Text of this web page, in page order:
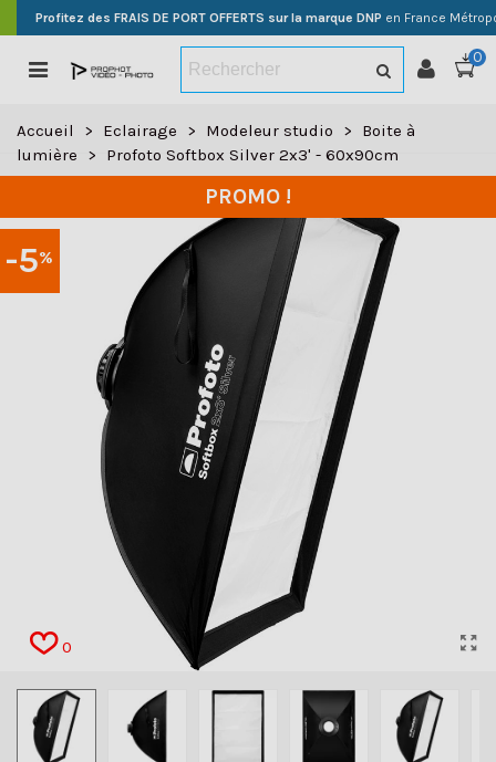
Profitez des FRAIS DE PORT OFFERTS sur la marque DNP en France
0
Accueil > Eclairage > Modeleur studio >
Boite à
lumière
> Profoto Softbox Silver 2x3' - 60x90cm
-5%
PROMO !
0